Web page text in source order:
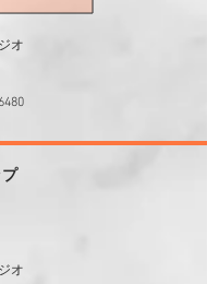
オ
オ